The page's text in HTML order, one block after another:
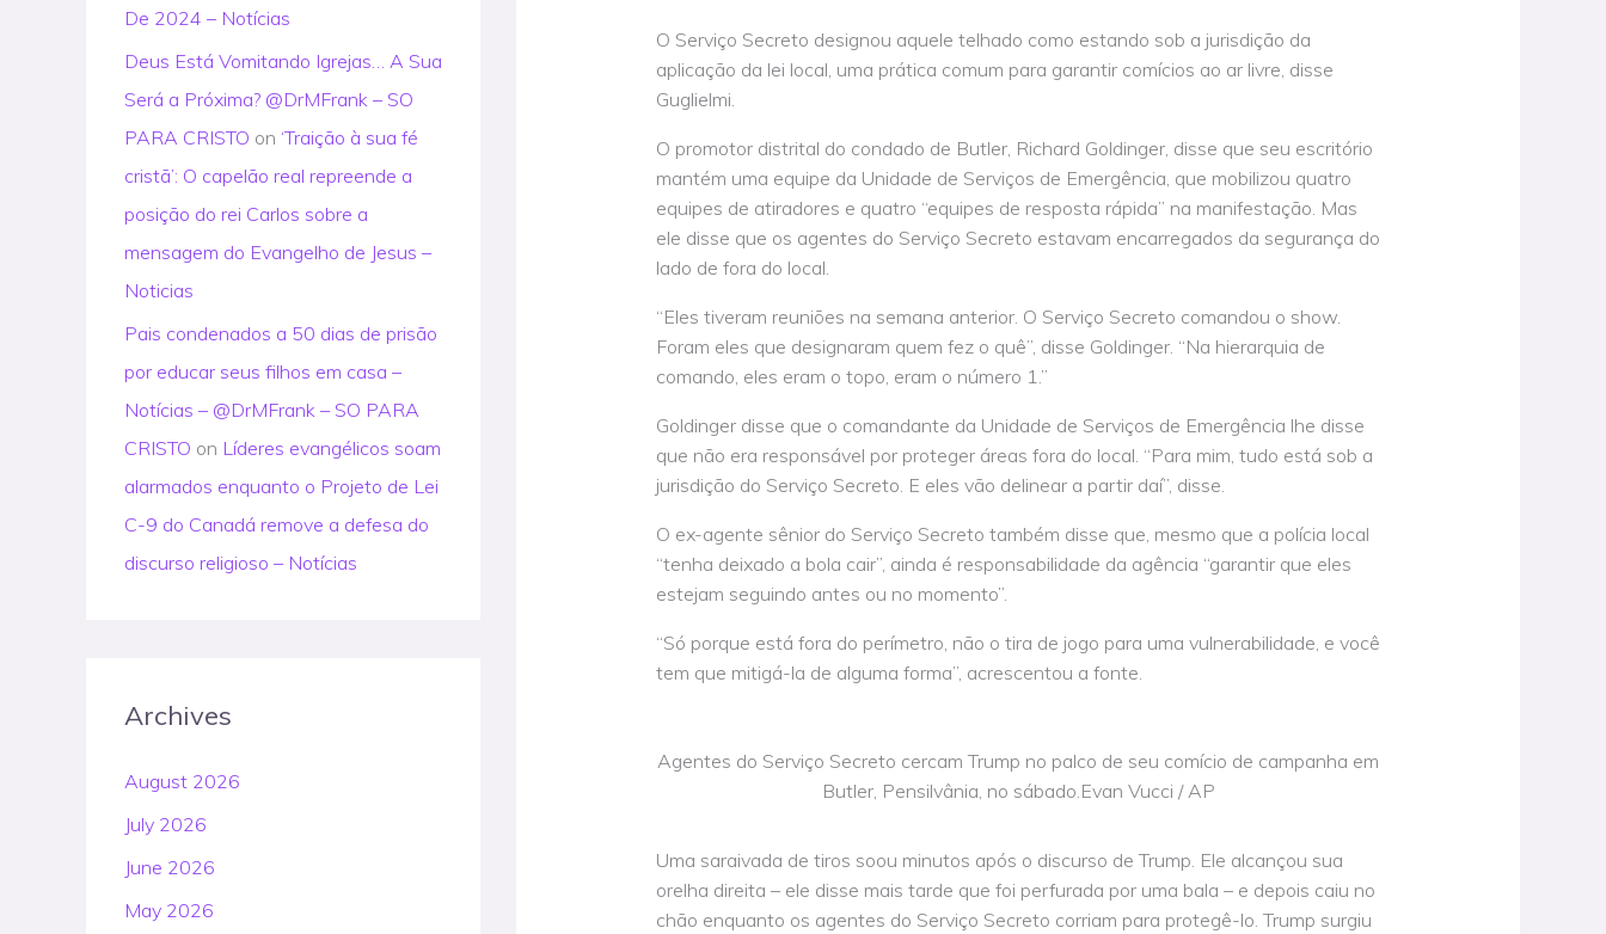
De 2024 – Notícias
Deus Está Vomitando Igrejas… A Sua
Será a Próxima? @DrMFrank – SO
PARA CRISTO on ‘Traição à sua fé
cristã’: O capelão real repreende a
posição do rei Carlos sobre a
mensagem do Evangelho de Jesus –
Noticias
Pais condenados a 50 dias de prisão
por educar seus filhos em casa –
Notícias – @DrMFrank – SO PARA
CRISTO on Líderes evangélicos soam
alarmados enquanto o Projeto de Lei
C-9 do Canadá remove a defesa do
discurso religioso – Notícias
Archives
August 2026
July 2026
June 2026
May 2026
O Serviço Secreto designou aquele telhado como estando sob a jurisdição da
aplicação da lei local, uma prática comum para garantir comícios ao ar livre, disse
Guglielmi.
O promotor distrital do condado de Butler, Richard Goldinger, disse que seu escritório
mantém uma equipe da Unidade de Serviços de Emergência, que mobilizou quatro
equipes de atiradores e quatro “equipes de resposta rápida” na manifestação. Mas
ele disse que os agentes do Serviço Secreto estavam encarregados da segurança do
lado de fora do local.
“Eles tiveram reuniões na semana anterior. O Serviço Secreto comandou o show.
Foram eles que designaram quem fez o quê”, disse Goldinger. “Na hierarquia de
comando, eles eram o topo, eram o número 1.”
Goldinger disse que o comandante da Unidade de Serviços de Emergência lhe disse
que não era responsável por proteger áreas fora do local. “Para mim, tudo está sob a
jurisdição do Serviço Secreto. E eles vão delinear a partir daí”, disse.
O ex-agente sênior do Serviço Secreto também disse que, mesmo que a polícia local
“tenha deixado a bola cair”, ainda é responsabilidade da agência “garantir que eles
estejam seguindo antes ou no momento”.
“Só porque está fora do perímetro, não o tira de jogo para uma vulnerabilidade, e você
tem que mitigá-la de alguma forma”, acrescentou a fonte.
Agentes do Serviço Secreto cercam Trump no palco de seu comício de campanha em
Butler, Pensilvânia, no sábado.Evan Vucci / AP
Uma saraivada de tiros soou minutos após o discurso de Trump. Ele alcançou sua
orelha direita – ele disse mais tarde que foi perfurada por uma bala – e depois caiu no
chão enquanto os agentes do Serviço Secreto corriam para protegê-lo. Trump surgiu